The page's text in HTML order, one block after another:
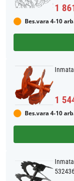
1
Bes.vara 4-10
1
Bes.vara 4-10